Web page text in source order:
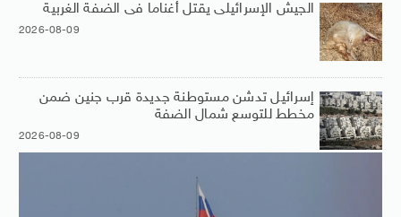
الجيش الإسرائيلى يقتل أغناما فى الضفة الغربية
2026-08-09
إسرائيل تدشن مستوطنة جديدة قرب جنين ضمن
مخطط للتوسع شمال الضفة
2026-08-09